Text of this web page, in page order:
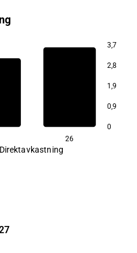
3,7
2,8
1,9
0,9
0
26
Direktavkastning